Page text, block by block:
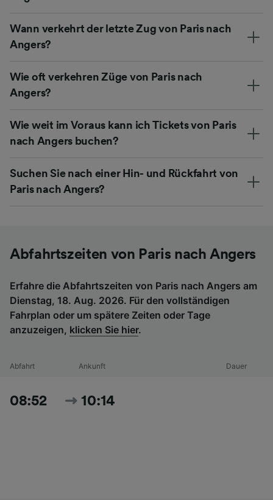
Wann verkehrt der letzte Zug von Paris nach
Angers?
Wie oft verkehren Züge von Paris nach
Angers?
Wie weit im Voraus kann ich Tickets von Paris
nach Angers buchen?
Suchen Sie nach einer Hin- und Rückfahrt von
Paris nach Angers?
Abfahrtszeiten von Paris nach Angers
Erfahre die Abfahrtszeiten von Paris nach Angers am
Dienstag, 18. Aug. 2026. Für den vollständigen
Fahrplan oder um spätere Zeiten oder Tage
anzuzeigen, klicken Sie hier.
Abfahrt Ankunft Dauer
08:52 10:14